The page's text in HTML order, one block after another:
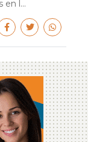
en l...